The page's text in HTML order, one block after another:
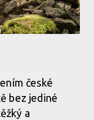
české
bez jediné
a